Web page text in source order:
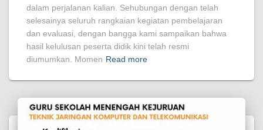
dalam perjalanan kalian. Sehubungan dengan telah
selesainya seluruh rangkaian kegiatan pembelajaran
dan evaluasi, dengan bangga kami sampaikan bahwa
hasil kelulusan peserta didik kini telah resmi
diumumkan. Momen Read more